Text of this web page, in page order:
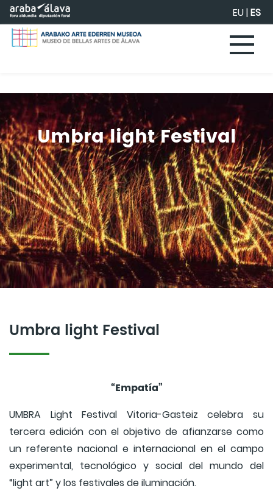
Saltar al contenido principal EU|ES
Umbra light Festival
Umbra light Festival
“Empatía”
UMBRA Light Festival Vitoria-Gasteiz celebra su
tercera edición con el objetivo de afianzarse como
un referente nacional e internacional en el campo
experimental, tecnológico y social del mundo del
“light art” y los festivales de iluminación.